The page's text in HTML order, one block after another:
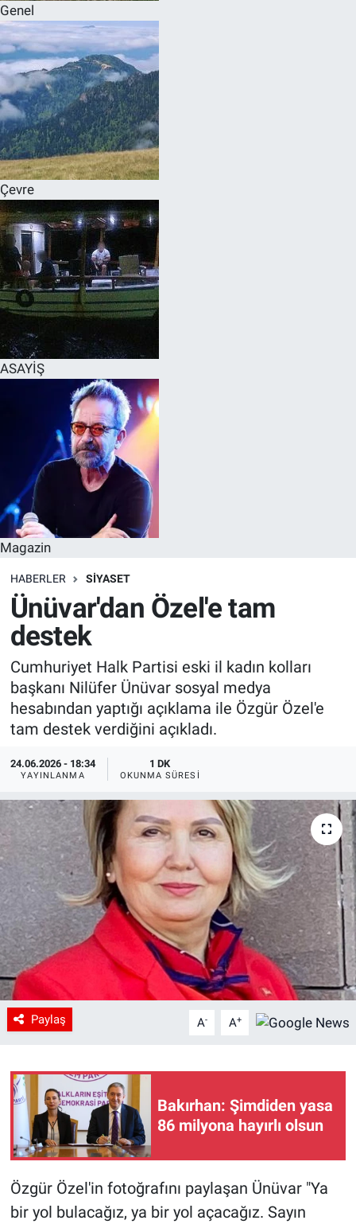
Genel
Çevre
ASAYİŞ
Magazin
HABERLER SİYASET
Ünüvar'dan Özel'e tam
destek
Cumhuriyet Halk Partisi eski il kadın kolları
başkanı Nilüfer Ünüvar sosyal medya
hesabından yaptığı açıklama ile Özgür Özel'e
tam destek verdiğini açıkladı.
24.06.2026 - 18:34
YAYINLANMA
1 DK
OKUNMA SÜRESI
Paylaş A- A+
Bakırhan: Şimdiden yasa
86 milyona hayırlı olsun
Özgür Özel'in fotoğrafını paylaşan Ünüvar "Ya
bir yol bulacağız, ya bir yol açacağız. Sayın